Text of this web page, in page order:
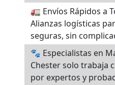
🚛 Envíos Rápidos a
Alianzas logísticas
seguras, sin
🐾 Especialistas en
Chester solo trabaja
por expertos y